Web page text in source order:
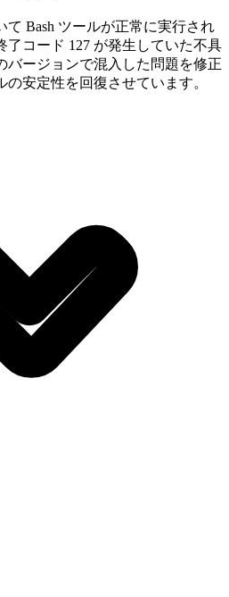
Bash ツールが正常に実行され
了コード 127 が発生していた不具
バージョンで混入した問題を修正
安定性を回復させています。